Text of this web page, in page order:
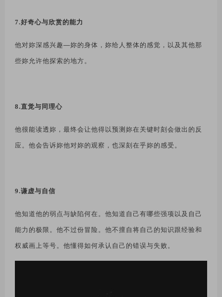
7.好奇心与欣赏的能力
他对妳深感兴趣—妳的身体，妳给人整体的感觉，以及其他那
些妳允许他探索的地方。
8.直觉与同理心
他很能读透妳，最终会让他得以预测妳在关键时刻会做出的反
应。他会告诉妳他对妳的观察，也深刻在乎妳的感受。
9.谦虚与自信
他知道他的弱点与缺陷何在。他知道自己有哪些强项以及自己
能力的极限。他不过份冒险。他不擅自将自己的知识跟经验和
权威画上等号。他懂得如何承认自己的错误与失败。